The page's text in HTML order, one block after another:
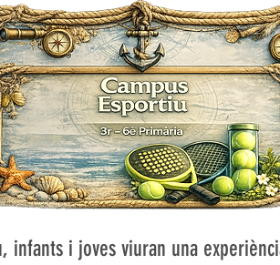
infants i joves viuran una